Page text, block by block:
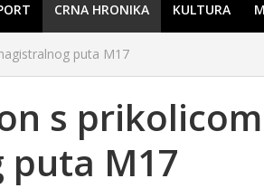
CRNA HRONIKA KULTURA
puta M17
s
M17